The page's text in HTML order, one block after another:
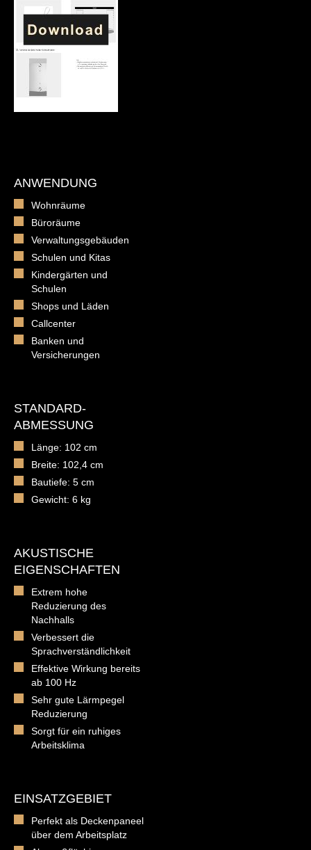
ANWENDUNG
Wohnräume
Büroräume
Verwaltungsgebäuden
Schulen und Kitas
Kindergärten und
Schulen
Shops und Läden
Callcenter
Banken und
Versicherungen
STANDARD-
ABMESSUNG
Länge: 102 cm
Breite: 102,4 cm
Bautiefe: 5 cm
Gewicht: 6 kg
AKUSTISCHE
EIGENSCHAFTEN
Extrem hohe
Reduzierung des
Nachhalls
Verbessert die
Sprachverständlichkeit
Effektive Wirkung bereits
ab 100 Hz
Sehr gute Lärmpegel
Reduzierung
Sorgt für ein ruhiges
Arbeitsklima
EINSATZGEBIET
Perfekt als Deckenpaneel
über dem Arbeitsplatz